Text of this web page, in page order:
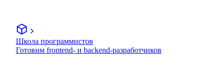
Школа программистов
Готовим frontend- и backend-разработчиков